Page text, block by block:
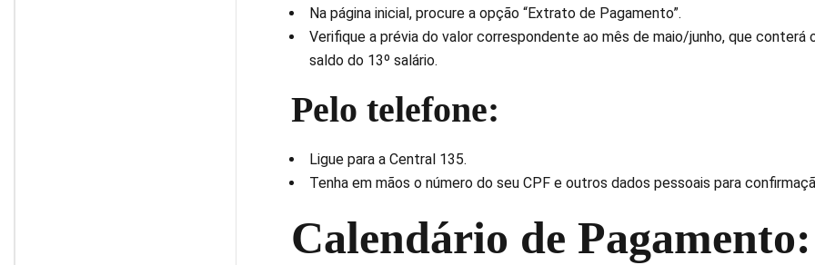
Na página inicial, procure a opção “Extrato de Pagamento”.
Verifique a prévia do valor correspondente ao mês de maio/junho, que conterá
saldo do 13º salário.
Pelo telefone:
Ligue para a Central 135.
Tenha em mãos o número do seu CPF e outros dados pessoais para
Calendário de Pagamento: